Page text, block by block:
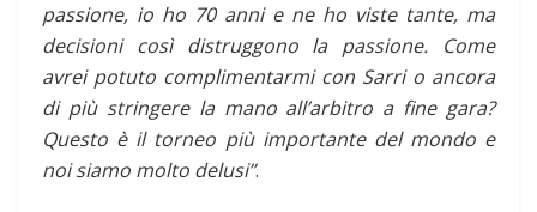
passione, io ho 70 anni e ne ho viste tante, ma
decisioni così distruggono la passione. Come
avrei potuto complimentarmi con Sarri o ancora
di più stringere la mano all’arbitro a fine gara?
Questo è il torneo più importante del mondo e
noi siamo molto delusi”.